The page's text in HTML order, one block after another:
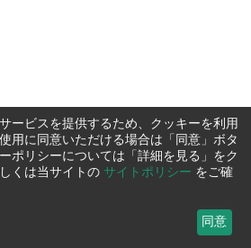
ービスを提供するため、クッキーを利用
用に同意いただける場合は「同意」ボタ
ポリシーについては「詳細を見る」をク
くは当サイトの サイトポリシー をご確
同意